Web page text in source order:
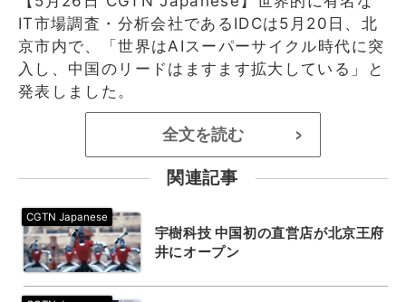
IT市場調査・分析会社であるIDCは5月20日、北
京市内で、「世界はAIスーパーサイクル時代に突
入し、中国のリードはますます拡大している」と
発表しました。
全文を読む >
関連記事
宇樹科技 中国初の直営店が北京王府
井にオープン